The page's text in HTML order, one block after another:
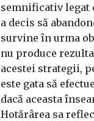
semnificativ legat
a decis să
survine în urma
nu produce
acestei strategii,
este gata să
dacă aceasta
Hotărârea sa